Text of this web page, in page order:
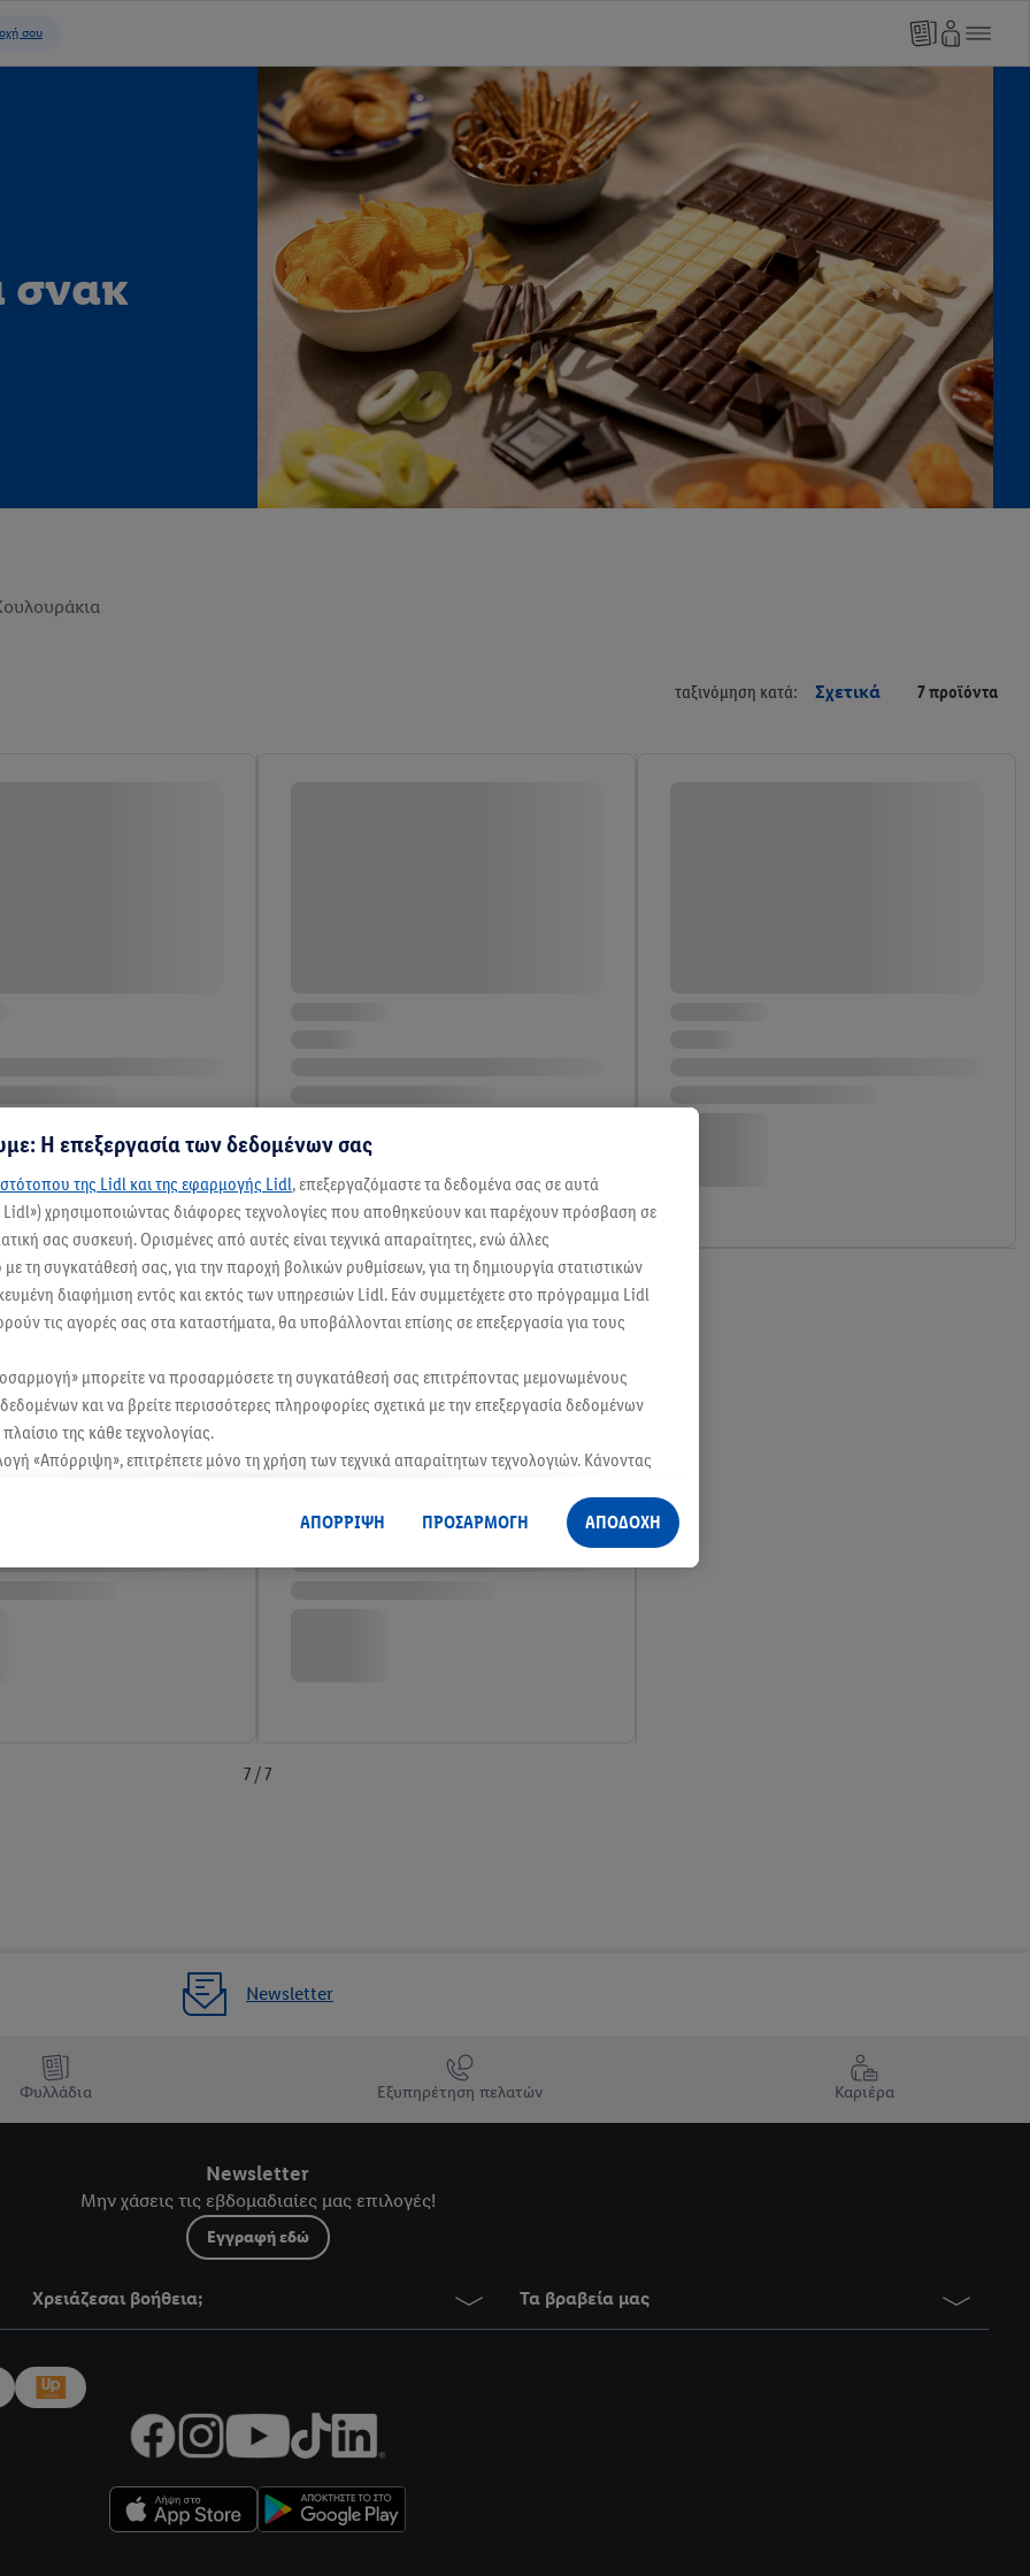
σνακ
ταξινόμηση κατά: Σχετικά 7 προϊόντα
7 / 7
Newsletter
Φυλλάδια Εξυπηρέτηση πελατών Καριέρα
Newsletter
Μην χάσεις τις εβδομαδιαίες μας επιλογές!
Εγγραφή εδώ
Χρειάζεσαι βοήθεια; Τα βραβεία μας
Η επεξεργασία των δεδομένων σας
της Lidl και της εφαρμογής Lidl, επεξεργαζόμαστε τα δεδομένα σας σε αυτά
Lidl») χρησιμοποιώντας διάφορες τεχνολογίες που αποθηκεύουν και παρέχουν πρόσβαση σε
σας συσκευή. Ορισμένες από αυτές είναι τεχνικά απαραίτητες, ενώ άλλες
τη συγκατάθεσή σας, για την παροχή βολικών ρυθμίσεων, για τη δημιουργία στατιστικών
διαφήμιση εντός και εκτός των υπηρεσιών Lidl. Εάν συμμετέχετε στο πρόγραμμα Lidl
τις αγορές σας στα καταστήματα, θα υποβάλλονται επίσης σε επεξεργασία για τους
μπορείτε να προσαρμόσετε τη συγκατάθεσή σας επιτρέποντας μεμονωμένους
και να βρείτε περισσότερες πληροφορίες σχετικά με την επεξεργασία δεδομένων
της κάθε τεχνολογίας.
«Απόρριψη», επιτρέπετε μόνο τη χρήση των τεχνικά απαραίτητων τεχνολογιών. Κάνοντας
μεταξύ άλλων για την περίοδο αποθήκευσης των δεδομένων και το δικαίωμά σας να
πολιτική απορρήτου
νομικά στοιχεία της εταιρείας μας εδώ.
ΑΠΟΡΡΙΨΗ ΠΡΟΣΑΡΜΟΓΗ ΑΠΟΔΟΧΗ